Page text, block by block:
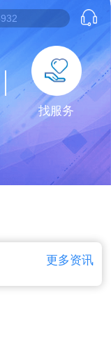
找服务
更多资讯